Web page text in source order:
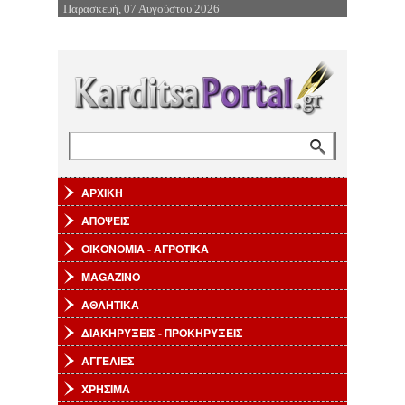
Επιστροφή στην Πλοήγηση
Παρασκευή, 07 Αυγούστου 2026
ΑΡΧΙΚΗ
ΑΠΟΨΕΙΣ
ΟΙΚΟΝΟΜΙΑ - ΑΓΡΟΤΙΚΑ
MAGAZINO
ΑΘΛΗΤΙΚΑ
ΔΙΑΚΗΡΥΞΕΙΣ - ΠΡΟΚΗΡΥΞΕΙΣ
ΑΓΓΕΛΙΕΣ
ΧΡΗΣΙΜΑ